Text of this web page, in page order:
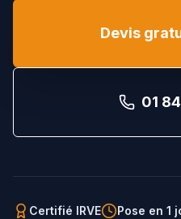
Devis
01
Certifié IRVE Pose en 1